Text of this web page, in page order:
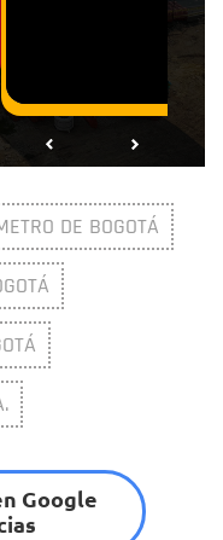
DE BOGOTÁ
Google